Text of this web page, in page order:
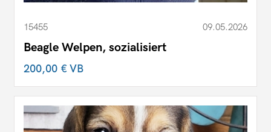
15455 09.05.2026
Beagle Welpen, sozialisiert
200,00 €VB